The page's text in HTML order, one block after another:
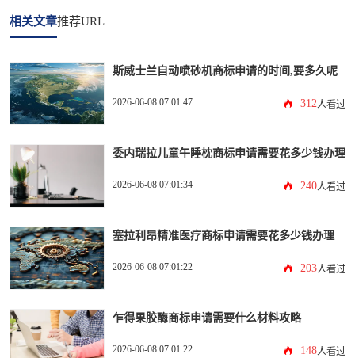
相关文章推荐URL
斯威士兰自动喷砂机商标申请的时间,要多久呢
2026-06-08 07:01:47 312 人看过
委内瑞拉儿童午睡枕商标申请需要花多少钱办理
2026-06-08 07:01:34 240人看过
塞拉利昂精准医疗商标申请需要花多少钱办理
2026-06-08 07:01:22 203人看过
乍得果胶酶商标申请需要什么材料攻略
2026-06-08 07:01:22 148人看过